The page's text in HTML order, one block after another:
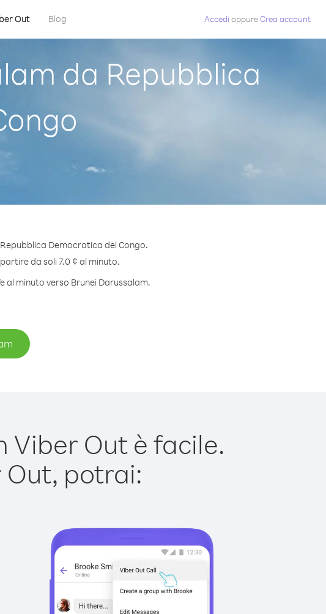
Out Blog Accedi oppureCrea account
da Repubblica
Democratica del Congo.
da soli 7.0 ¢ al minuto.
minuto verso Brunei Darussalam.
Viber Out è facile.
potrai: